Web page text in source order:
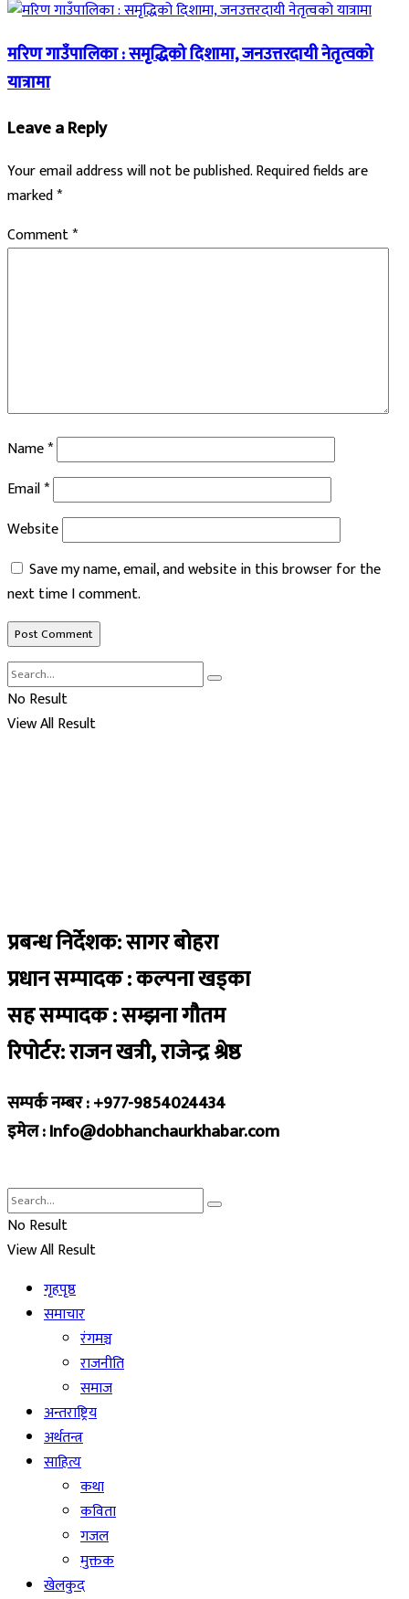
मरिण गाउँपालिका : समृद्धिको दिशामा, जनउत्तरदायी नेतृत्वको
यात्रामा
Leave a Reply
Your email address will not be published.Required fields are
marked*
Comment*
Name*
Email*
Website
Save my name, email, and website in this browser for the
next time I comment.
No Result
View All Result
प्रबन्ध निर्देशक: सागर बोहरा
प्रधान सम्पादक : कल्पना खड्का
सह सम्पादक : सम्झना गौतम
रिपोर्टर: राजन खत्री, राजेन्द्र श्रेष्ठ
सम्पर्क नम्बर : +977-9854024434
इमेल : Info@dobhanchaurkhabar.com
No Result
View All Result
गृहपृष्ठ
समाचार
रंगमञ्च
राजनीति
समाज
अन्तराष्ट्रिय
अर्थतन्त्र
साहित्य
कथा
कविता
गजल
मुक्तक
खेलकुद